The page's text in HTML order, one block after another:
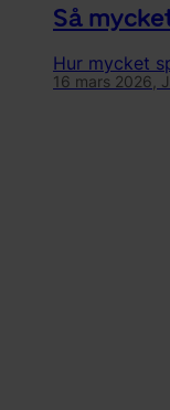
Så
Hur mycket
16 mars 2026,